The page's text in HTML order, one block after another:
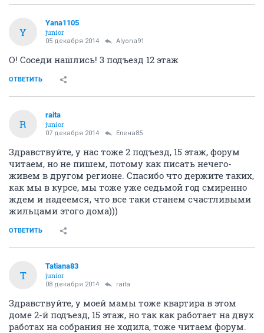
Y
Yana1105
junior
05 декабря 2014 Alyona91
О! Соседи нашлись! 3 подъезд 12 этаж
ОТВЕТИТЬ
R
raita
junior
07 декабря 2014 Елена85
Здравствуйте, у нас тоже 2 подъезд, 15 этаж, форум
читаем, но не пишем, потому как писать нечего-
живем в другом регионе. Спасибо что держите таких,
как мы в курсе, мы тоже уже седьмой год смиренно
ждем и надеемся, что все таки станем счастливыми
жильцами этого дома)))
ОТВЕТИТЬ
T
Tatiana83
junior
08 декабря 2014 raita
Здравствуйте, у моей мамы тоже квартира в этом
доме 2-й подъезд, 15 этаж, но так как работает на двух
работах на собрания не ходила, тоже читаем форум.